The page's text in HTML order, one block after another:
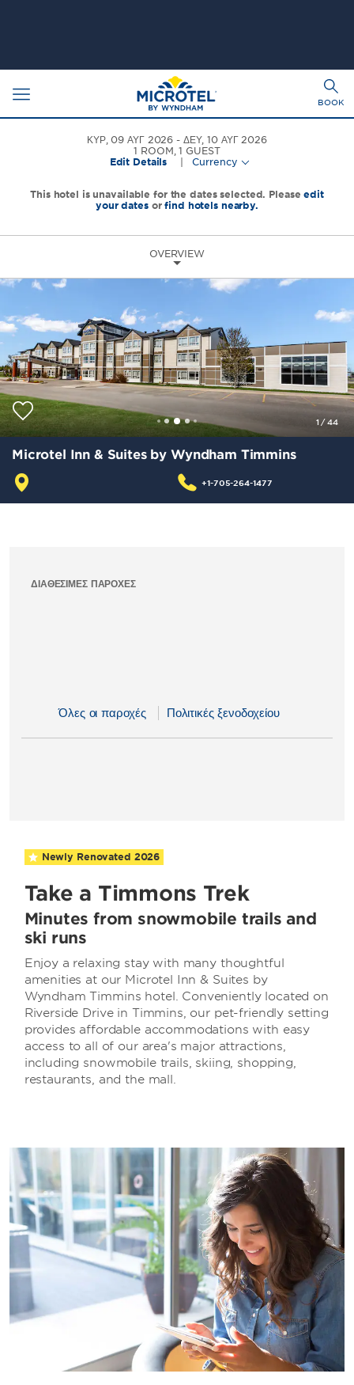
Toggle
navigation
BOOK
ΚΥΡ, 09 ΑΥΓ 2026
ΔΕΥ, 10 ΑΥΓ 2026
1 ROOM,1 GUEST
Edit Details
Currency
This hotel is unavailable for the dates selected. Pleaseedit
your datesorfind hotels nearby.
OVERVIEW
1 /44
Microtel Inn & Suites by Wyndham Timmins
+1-705-264-1477
ΔΙΑΘΈΣΙΜΕΣ ΠΑΡΟΧΈΣ
Όλες οι παροχές Πολιτικές ξενοδοχείου
Newly Renovated 2026
Take a Timmons Trek
Minutes from snowmobile trails and
ski runs
Enjoy a relaxing stay with many thoughtful
amenities at our Microtel Inn & Suites by
Wyndham Timmins hotel. Conveniently located on
Riverside Drive in Timmins, our pet-friendly setting
provides affordable accommodations with easy
access to all of our area's major attractions,
including snowmobile trails, skiing, shopping,
restaurants, and the mall.